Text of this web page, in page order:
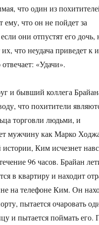
что один из
ему, что он не пойдет за
они отпустят его дочь,
что неудача приведет к
«Удачи».
и бывший коллега
что похитители
торговли людьми, и
мужчину как Марко
Ким исчезнет
96 часов. Брайан
в квартиру и находит
на телефоне Ким. Он
пытается очаровать
и пытается поймать его.